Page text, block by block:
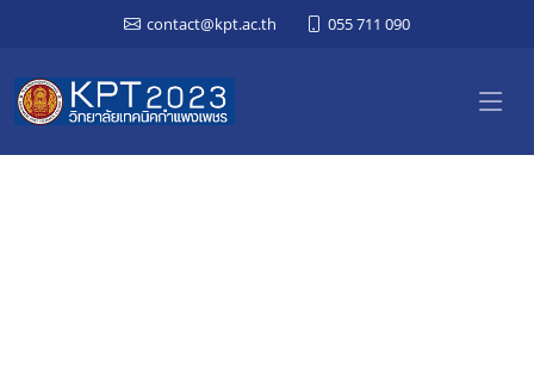
contact@kpt.ac.th 055 711 090